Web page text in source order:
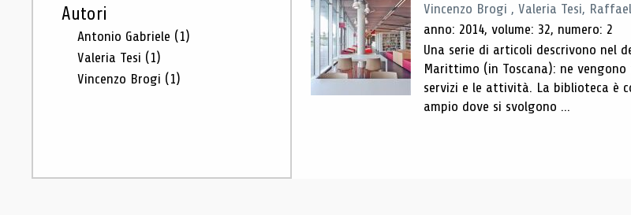
Autori
Antonio Gabriele (1)
Valeria Tesi (1)
Vincenzo Brogi (1)
Vincenzo Brogi , Valeria Tesi,
anno: 2014, volume: 32, numero: 2
Una serie di articoli descrivono nel
Marittimo (in Toscana): ne
servizi e le attività. La biblioteca è
ampio dove si svolgono ...